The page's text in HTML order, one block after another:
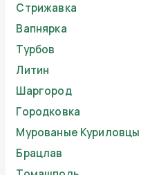
Стрижавка
Вапнярка
Турбов
Литин
Шаргород
Городковка
Мурованые Куриловцы
Брацлав